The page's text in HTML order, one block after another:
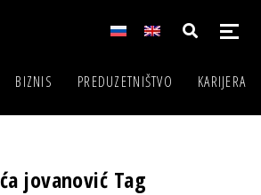
BIZNIS PREDUZETNIŠTVO KARIJERA
jovanović Tag